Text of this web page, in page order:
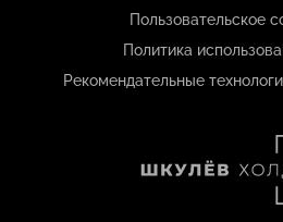
Пользовательское
Политика
Рекомендательные